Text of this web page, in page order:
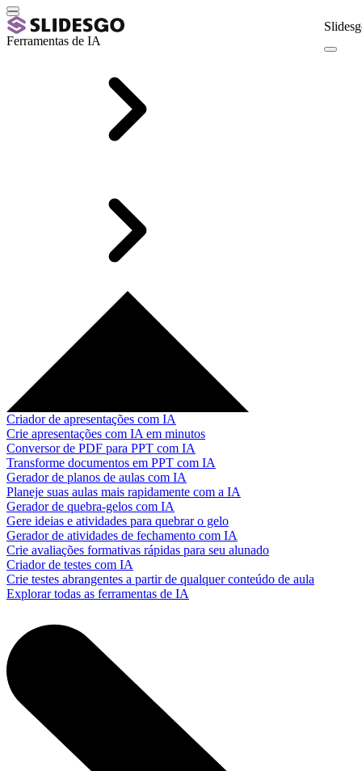
Ferramentas de IA
Criador de apresentações com IA
Crie apresentações com IA em minutos
Conversor de PDF para PPT com IA
Transforme documentos em PPT com IA
Gerador de planos de aulas com IA
Planeje suas aulas mais rapidamente com a IA
Gerador de quebra-gelos com IA
Gere ideias e atividades para quebrar o gelo
Gerador de atividades de fechamento com IA
Crie avaliações formativas rápidas para seu alunado
Criador de testes com IA
Crie testes abrangentes a partir de qualquer conteúdo de aula
Explorar todas as ferramentas de IA